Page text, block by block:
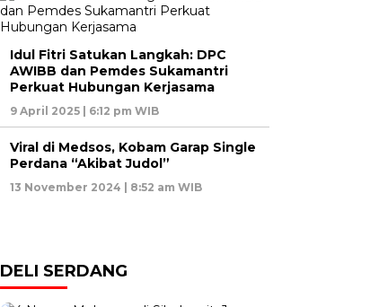
Idul Fitri Satukan Langkah: DPC
AWIBB dan Pemdes Sukamantri
Perkuat Hubungan Kerjasama
9 April 2025 | 6:12 pm WIB
Viral di Medsos, Kobam Garap Single
Perdana “Akibat Judol”
13 November 2024 | 8:52 am WIB
DELI SERDANG